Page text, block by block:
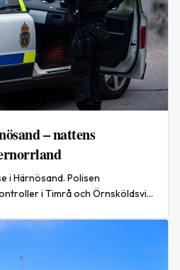
– nattens
i Härnösand. Polisen
i Timrå och Örnsköldsvik